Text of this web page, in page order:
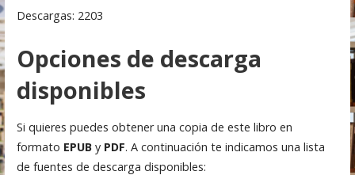
Descargas: 2203
Opciones de descarga
disponibles
Si quieres puedes obtener una copia de este libro en
formato EPUBy PDF. A continuación te indicamos una lista
de fuentes de descarga disponibles: